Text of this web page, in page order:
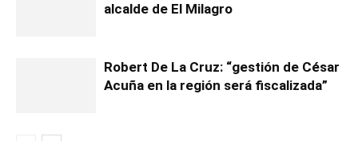
alcalde de El Milagro
Robert De La Cruz: “gestión de César
Acuña en la región será fiscalizada”